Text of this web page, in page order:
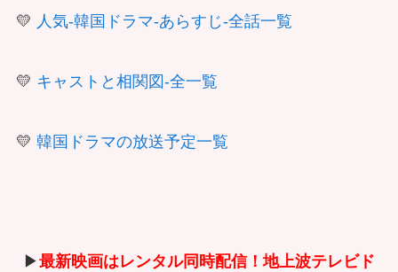
💛 人気-韓国ドラマ-あらすじ-全話一覧
💛 キャストと相関図-全一覧
💛 韓国ドラマの放送予定一覧
▶最新映画はレンタル同時配信！地上波テレビド